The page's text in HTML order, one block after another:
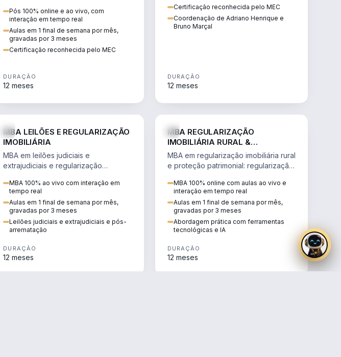
transmissão e revisão tarifária.
Pós 100% online e ao vivo, com
interação em tempo real
Aulas em 1 final de semana por mês,
gravadas por 3 meses
Certificação reconhecida pelo MEC
DURAÇÃO
12 meses
Certificação reconhecida pelo MEC
Coordenação de Adriano Henrique e
Bruno Marçal
DURAÇÃO
12 meses
MBA LEILÕES E REGULARIZAÇÃO
IMOBILIÁRIA
MBA em leilões judiciais e
extrajudiciais e regularização
alienação fiduciária e pós-
arrematação.
MBA 100% ao vivo com interação em
tempo real
Aulas em 1 final de semana por mês,
gravadas por 3 meses
Leilões judiciais e extrajudiciais e pós-
arrematação
DURAÇÃO
12 meses
MBA REGULARIZAÇÃO
IMOBILIÁRIA RURAL &
PROTEÇÃO PATRIMONIAL
MBA em regularização imobiliária rural
e proteção patrimonial: regularização
rural.
MBA 100% online com aulas ao vivo e
interação em tempo real
Aulas em 1 final de semana por mês,
gravadas por 3 meses
Abordagem prática com ferramentas
tecnológicas e IA
DURAÇÃO
12 meses